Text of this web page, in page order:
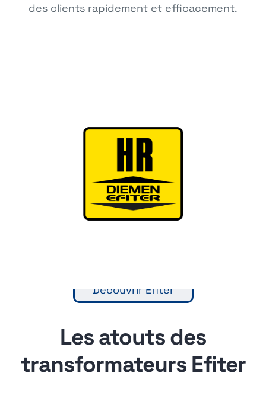
des clients rapidement et efficacement.
Découvrir Efiter
Les atouts des
transformateurs Efiter